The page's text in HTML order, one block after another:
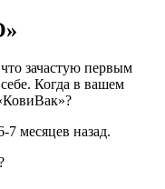
зачастую первым
Когда в вашем
месяцев назад.